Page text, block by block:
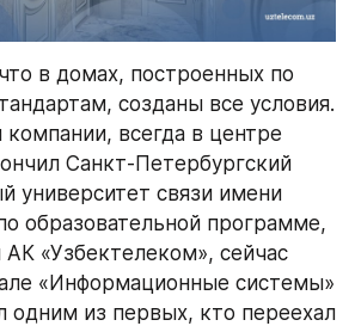
в домах, построенных по
созданы все условия.
всегда в центре
Санкт-Петербургский
университет связи имени
образовательной программе,
АК «Узбектелеком», сейчас
«Информационные системы»
одним из первых, кто переехал